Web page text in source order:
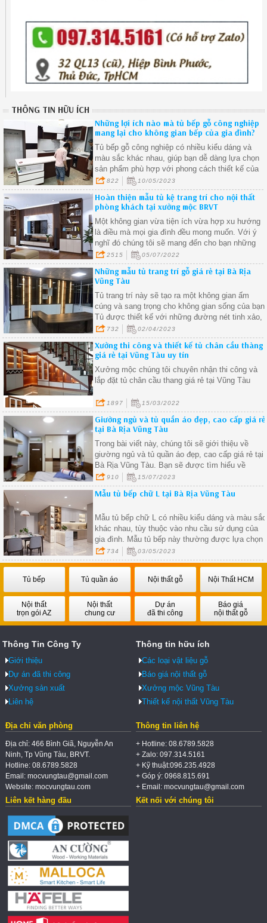
THÔNG TIN HỮU ÍCH
Những lợi ích nào mà tủ bếp gỗ công nghiệp
mang lại cho không gian bếp của gia đình?
Tủ bếp gỗ công nghiệp có nhiều kiểu dáng và
màu sắc khác nhau, giúp bạn dễ dàng lựa chọn
sản phẩm phù hợp với phong cách thiết kế của
không gian bếp của mình
822 10/05/2023
Hoàn thiện mẫu tủ kệ trang trí cho nội thất
phòng khách tại xưởng mộc BRVT
Một không gian vừa tiện ích vừa hợp xu hướng
là điều mà mọi gia đình đều mong muốn. Với ý
nghĩ đó chúng tôi sẽ mang đến cho bạn những
mẫu tủ đẹp nhất chất lượng nhất
2515 05/07/2022
Những mẫu tủ trang trí gỗ giá rẻ tại Bà Rịa
Vũng Tàu
Tủ trang trí này sẽ tạo ra một không gian ấm
cúng và sang trọng cho không gian sống của bạn.
Tủ được thiết kế với những đường nét tinh xảo,
phù hợp với mọi phong cách trang trí nội thất.
732 02/04/2023
Xưởng thi công và thiết kế tủ chân cầu thàng
giá rẻ tại Vũng Tàu uy tín
Xưởng mộc chúng tôi chuyên nhận thi công và
lắp đặt tủ chân cầu thang giá rẻ tại Vũng Tàu
1897 15/03/2022
Giường ngủ và tủ quần áo đẹp, cao cấp giá rẻ
tại Bà Rịa Vũng Tàu
Trong bài viết này, chúng tôi sẽ giới thiệu về
giường ngủ và tủ quần áo đẹp, cao cấp giá rẻ tại
Bà Rịa Vũng Tàu. Bạn sẽ được tìm hiểu về
những lợi ích của việc chọn lựa những sản phẩm
chất lượng, thiết kế đẹp và đáng giá về giá cả
trong việc trang trí không gian sống của mình.
910 15/07/2023
Mẫu tủ bếp chữ L tại Bà Rịa Vũng Tàu
Mẫu tủ bếp chữ L có nhiều kiểu dáng và màu sắc
khác nhau, tùy thuộc vào nhu cầu sử dụng của
gia đình. Mẫu tủ bếp này thường được lựa chọn
bởi tính tiện dụng và tiết kiệm diện tích
734 03/05/2023
Tủ bếp Tủ quần áo Nội thất gỗ Nội Thất HCM
Nội thất
trọn gói AZ
Nội thất
chung cư
Dự án
đã thi công
Báo giá
nội thất gỗ
Thông Tin Công Ty
Giới thiệu
Dự án đã thi công
Xưởng sản xuất
Liên hệ
Thông tin hữu ích
Các loại vật liệu gỗ
Báo giá nội thất gỗ
Xưởng mộc Vũng Tàu
Thiết kế nội thất Vũng Tàu
Địa chỉ văn phòng
Địa chỉ: 466 Bình Giã, Nguyễn An
Ninh, Tp Vũng Tàu, BRVT.
Hotline: 08.6789.5828
Email: mocvungtau@gmail.com
Website: mocvungtau.com
Thông tin liên hệ
+ Hotline: 08.6789.5828
+ Zalo: 097.314.5161
+ Kỹ thuật:096.235.4928
+ Góp ý: 0968.815.691
+ Email: mocvungtau@gmail.com
Liên kết hàng đầu Kết nối với chúng tôi